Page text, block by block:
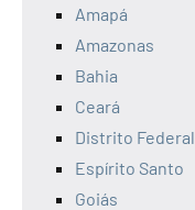
Amapá
Amazonas
Bahia
Ceará
Distrito Federal
Espírito Santo
Goiás